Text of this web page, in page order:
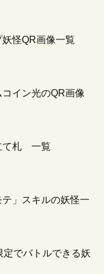
怪QR画像一覧
イン光のQR画像
て札 一覧
」スキルの妖怪一
でバトルできる妖